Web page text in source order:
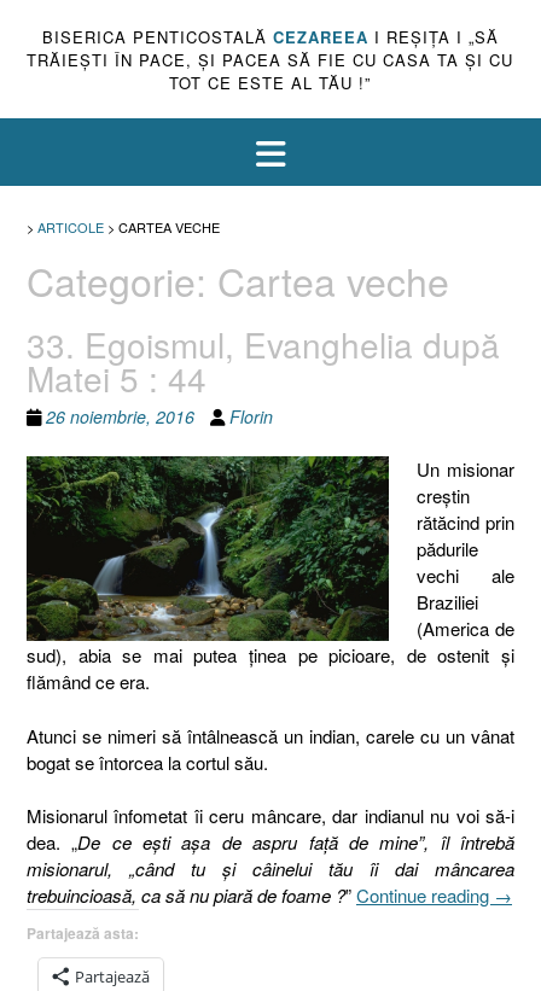
BISERICA PENTICOSTALĂ CEZAREEA I REŞIŢA I „SĂ
TRĂIEŞTI ÎN PACE, ŞI PACEA SĂ FIE CU CASA TA ŞI CU
TOT CE ESTE AL TĂU !”
> ARTICOLE > CARTEA VECHE
Categorie: Cartea veche
33. Egoismul, Evanghelia după
Matei 5 : 44
26 noiembrie, 2016 Florin
Un misionar
creştin
rătăcind prin
pădurile
vechi ale
Braziliei
(America de
sud), abia se mai putea ţinea pe picioare, de ostenit şi
flămând ce era.
Atunci se nimeri să întâlnească un indian, carele cu un vânat
bogat se întorcea la cortul său.
Misionarul înfometat îi ceru mâncare, dar indianul nu voi să-i
dea. „De ce eşti aşa de aspru faţă de mine”, îl întrebă
misionarul, „când tu şi câinelui tău îi dai mâncarea
trebuincioasă, ca să nu piară de foame ?”Continue reading „33.
→
Partajează asta:
Partajează